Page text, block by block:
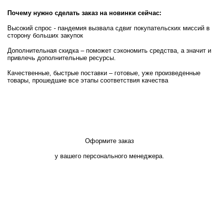
Почему нужно сделать заказ на новинки сейчас:
Высокий спрос - пандемия вызвала сдвиг покупательских миссий в
сторону больших закупок
Дополнительная скидка – поможет сэкономить средства, а значит и
привлечь дополнительные ресурсы.
Качественные, быстрые поставки – готовые, уже произведенные
товары, прошедшие все этапы соответствия качества
Оформите заказ
у вашего персонального менеджера.